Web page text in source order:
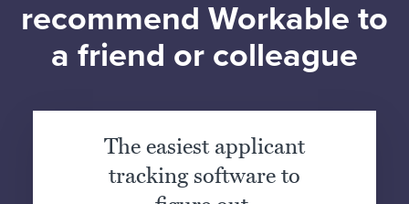
recommend Workable to
a friend or colleague
The easiest applicant
tracking software to